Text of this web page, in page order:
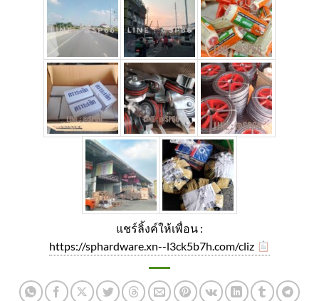
แชร์ลิ้งค์ให้เพื่อน :
https://sphardware.xn--l3ck5b7h.com/cliz